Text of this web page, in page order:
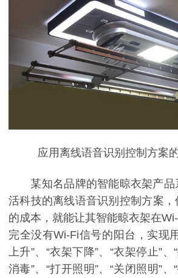
应用离线语音识别控制方案
某知名品牌的智能晾衣架产
活科技的离线语音识别控制方案
的成本，就能让其智能晾衣架在
完全没有Wi-Fi信号的阳台，实现
上升”、“衣架下降”、“衣架停止”、
消毒”、“打开照明”、“关闭照明”、